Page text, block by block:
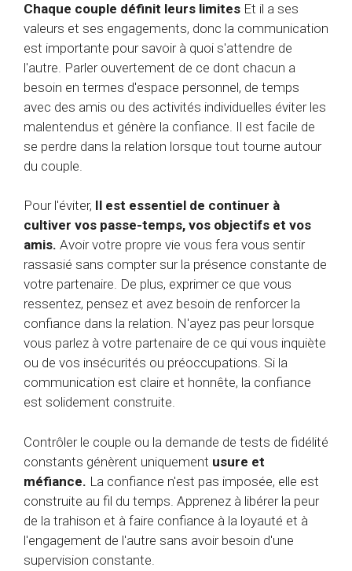
Chaque couple définit leurs limites Et il a ses
valeurs et ses engagements, donc la communication
est importante pour savoir à quoi s'attendre de
l'autre. Parler ouvertement de ce dont chacun a
besoin en termes d'espace personnel, de temps
avec des amis ou des activités individuelles éviter les
malentendus et génère la confiance. Il est facile de
se perdre dans la relation lorsque tout tourne autour
du couple.
Pour l'éviter, Il est essentiel de continuer à
cultiver vos passe-temps, vos objectifs et vos
amis. Avoir votre propre vie vous fera vous sentir
rassasié sans compter sur la présence constante de
votre partenaire. De plus, exprimer ce que vous
ressentez, pensez et avez besoin de renforcer la
confiance dans la relation. N'ayez pas peur lorsque
vous parlez à votre partenaire de ce qui vous inquiète
ou de vos insécurités ou préoccupations. Si la
communication est claire et honnête, la confiance
est solidement construite.
Contrôler le couple ou la demande de tests de fidélité
constants génèrent uniquement usure et
méfiance. La confiance n'est pas imposée, elle est
construite au fil du temps. Apprenez à libérer la peur
de la trahison et à faire confiance à la loyauté et à
l'engagement de l'autre sans avoir besoin d'une
supervision constante.